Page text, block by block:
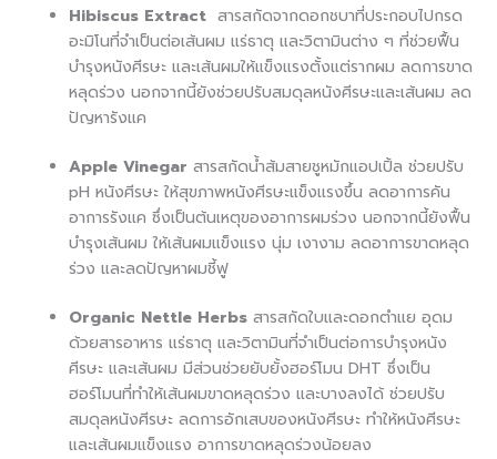
Hibiscus Extract สารสกัดจากดอกชบาที่ประกอบไปกรด
อะมิโนที่จำเป็นต่อเส้นผม แร่ธาตุ และวิตามินต่าง ๆ ที่ช่วยฟื้น
บำรุงหนังศีรษะ และเส้นผมให้แข็งแรงตั้งแต่รากผม ลดการขาด
หลุดร่วง นอกจากนี้ยังช่วยปรับสมดุลหนังศีรษะและเส้นผม ลด
ปัญหารังแค
Apple Vinegar สารสกัดน้ำส้มสายชูหมักแอปเปิ้ล ช่วยปรับ
pH หนังศีรษะ ให้สุขภาพหนังศีรษะแข็งแรงขึ้น ลดอาการคัน
อาการรังแค ซึ่งเป็นต้นเหตุของอาการผมร่วง นอกจากนี้ยังฟื้น
บำรุงเส้นผม ให้เส้นผมแข็งแรง นุ่ม เงางาม ลดอาการขาดหลุด
ร่วง และลดปัญหาผมชี้ฟู
Organic Nettle Herbs สารสกัดใบและดอกตำแย อุดม
ด้วยสารอาหาร แร่ธาตุ และวิตามินที่จำเป็นต่อการบำรุงหนัง
ศีรษะ และเส้นผม มีส่วนช่วยยับยั้งฮอร์โมน DHT ซึ่งเป็น
ฮอร์โมนที่ทำให้เส้นผมขาดหลุดร่วง และบางลงได้ ช่วยปรับ
สมดุลหนังศีรษะ ลดการอักเสบของหนังศีรษะ ทำให้หนังศีรษะ
และเส้นผมแข็งแรง อาการขาดหลุดร่วงน้อยลง